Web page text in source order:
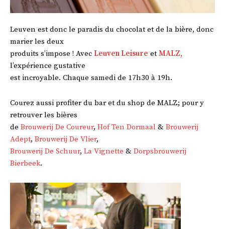
Leuven est donc le paradis du chocolat et de la bière, donc
marier les deux
produits s’impose ! Avec Leuven Leisure et MALZ,
l’expérience gustative
est incroyable. Chaque samedi de 17h30 à 19h.
Courez aussi profiter du bar et du shop de MALZ; pour y
retrouver les bières
de Brouwerij De Coureur, Hof Ten Dormaal & Brouwerij
Adept, Brouwerij De Vlier,
Brouwerij De Schuur, La Vignette & Dorpsbrouwerij
Bierbeek.